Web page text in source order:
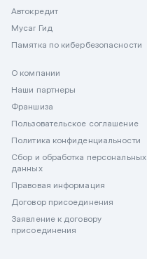
Автокредит
Mycar Гид
Памятка по кибербезопасности
О компании
Наши партнеры
Франшиза
Пользовательское соглашение
Политика конфиденциальности
Сбор и обработка персональных
данных
Правовая информация
Договор присоединения
Заявление к договору
присоединения